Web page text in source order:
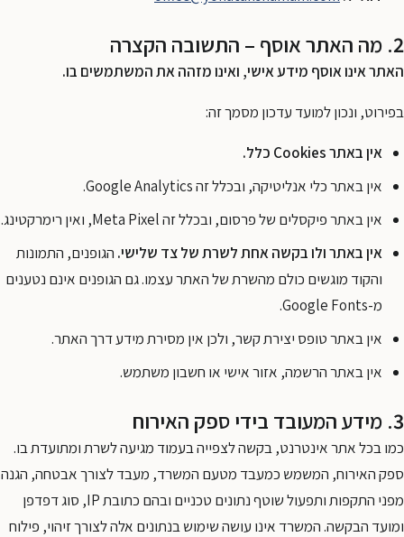
2. מה האתר אוסף – התשובה הקצרה
האתר אינו אוסף מידע אישי, ואינו מזהה את המשתמשים בו.
בפירוט, ונכון למועד עדכון מסמך זה:
אין באתר Cookies כלל.
אין באתר כלי אנליטיקה, ובכלל זה Google Analytics.
אין באתר פיקסלים של פרסום, ובכלל זה Meta Pixel, ואין רימרקטינג.
אין באתר ולו בקשה אחת לשרת של צד שלישי. הגופנים, התמונות
והקוד מוגשים כולם מהשרת של האתר עצמו. גם הגופנים אינם נטענים
מ-Google Fonts.
אין באתר טופס יצירת קשר, ולכן אין מסירת מידע דרך האתר.
אין באתר הרשמה, אזור אישי או חשבון משתמש.
3. מידע המעובד בידי ספק האירוח
כמו בכל אתר אינטרנט, בקשה לצפייה בעמוד מגיעה לשרת ומתועדת בו.
ספק האירוח, המשמש כמעבד מטעם המשרד, מעבד לצורך אבטחה, הגנה
מפני התקפות ותפעול שוטף נתונים טכניים ובהם כתובת IP, סוג דפדפן
ומועד הבקשה. המשרד אינו עושה שימוש בנתונים אלה לצורך זיהוי, פילוח